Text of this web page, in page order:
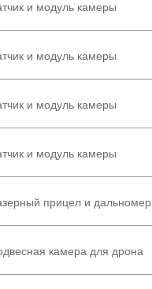
и модуль камеры
и модуль камеры
и модуль камеры
и модуль камеры
прицел и дальномер
камера для дрона